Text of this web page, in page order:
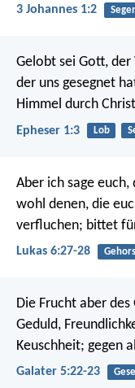
3 Johannes 1:2
Gelobt sei Gott, der
der uns gesegnet
Himmel durch
Epheser 1:3 Lob
Aber ich sage
wohl denen, die
verfluchen; bittet
Lukas 6:27-28
Die Frucht aber des
Geduld,
Keuschheit; gegen
Galater 5:22-23